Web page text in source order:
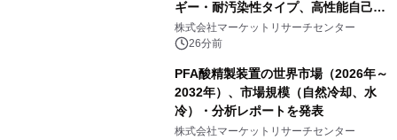
ギー・耐汚染性タイプ、高性能自己研
磨性コポリマータイプ）・分析レポー
トを発表
株式会社マーケットリサーチセンター
26分前
PFA酸精製装置の世界市場（2026年～
2032年）、市場規模（自然冷却、水
冷）・分析レポートを発表
株式会社マーケットリサーチセンター